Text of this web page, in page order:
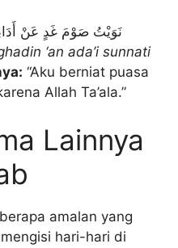
نَوَيْتُ صَوْمَ غَدٍ عَنْ
‘an ada’i sunnati
“Aku berniat puasa
Allah Ta’ala.”
Lainnya
amalan yang
hari-hari di